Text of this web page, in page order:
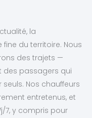
la
du territoire. Nous
des trajets —
des passagers qui
Nos chauffeurs
entretenus, et
7, y compris pour